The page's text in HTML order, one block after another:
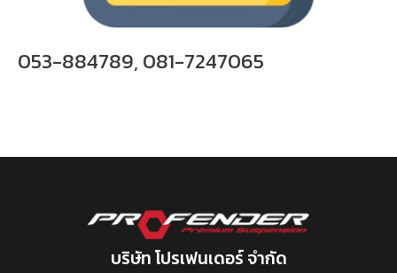
053-884789, 081-7247065
บริษัท โปรเฟนเดอร์ จำกัด